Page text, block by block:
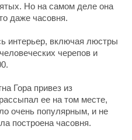
Но на самом деле она
даже часовня.
интерьер, включая люстры
черепов и
Гора привез из
ее на том месте,
очень популярным, и не
построена часовня.